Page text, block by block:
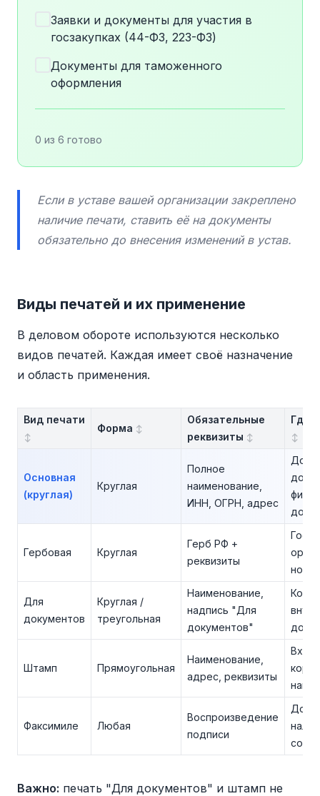
Заявки и документы для участия в
госзакупках (44-ФЗ, 223-ФЗ)
Документы для таможенного
оформления
0 из 6 готово
Если в уставе вашей организации закреплено
наличие печати, ставить её на документы
обязательно до внесения изменений в устав.
Виды печатей и их применение
В деловом обороте используются несколько
видов печатей. Каждая имеет своё назначение
и область применения.
Вид печати
Форма
Обязательные
реквизиты
Где
Основная
(круглая)
Круглая
Полное
наименование,
ИНН, ОГРН, адрес
Гербовая Круглая
Герб РФ +
реквизиты
Для
документов
Круглая /
треугольная
Наименование,
надпись "Для
документов"
Штамп Прямоугольная
Наименование,
адрес, реквизиты
Факсимиле Любая
Воспроизведение
подписи
Важно: печать "Для документов" и штамп не